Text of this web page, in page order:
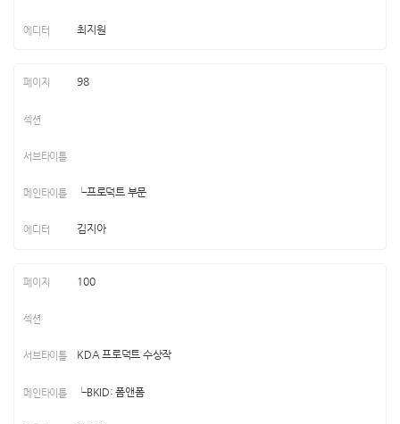
최지원
98
└프로덕트 부문
김지아
100
KDA 프로덕트 수상작
└BKID: 폼앤폼